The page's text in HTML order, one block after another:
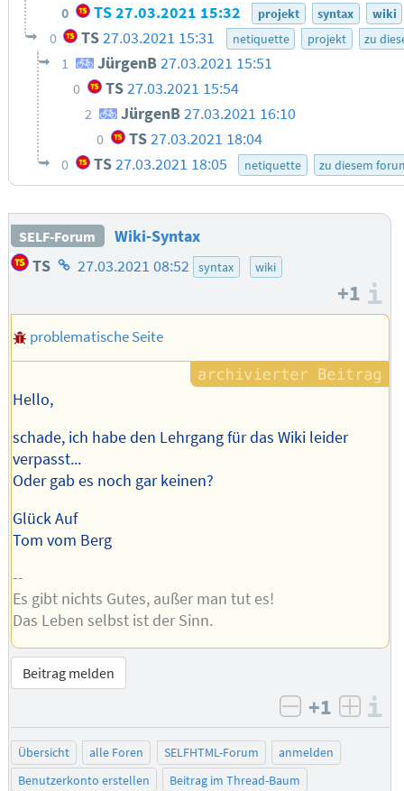
0 TS 27.03.2021 15:32 projekt syntax wiki
0 TS27.03.2021 15:31 netiquette projekt zu
1 JürgenB27.03.2021 15:51
0 TS27.03.2021 15:54
2 JürgenB27.03.2021 16:10
0 TS27.03.2021 18:04
0 TS 27.03.2021 18:05 netiquette zu diesem
SELF-Forum
Wiki-Syntax
TS Homepage
Autors
27.03.2021 08:52 syntax wiki
+1
problematische Seite
Hello,
schade, ich habe den Lehrgang für das Wiki leider
verpasst...
Oder gab es noch gar keinen?
Glück Auf
Tom vom Berg
--
Es gibt nichts Gutes, außer man tut es!
Das Leben selbst ist der Sinn.
Beitrag melden
negativ
+1
Übersicht alle Foren SELFHTML-Forum
anmelden
Benutzerkonto erstellen
Beitrag im Thread-Baum